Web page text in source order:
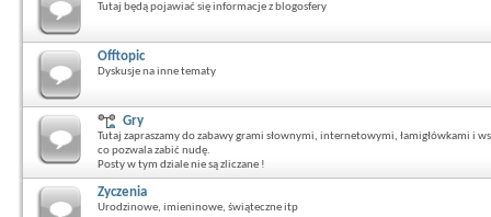
Tutaj będą pojawiać się informacje z blogosfery
Offtopic
Dyskusje na inne tematy
Gry
Tutaj zapraszamy do zabawy grami słownymi, internetowymi, łamigłówkami i
co pozwala zabić nudę.
Posty w tym dziale nie są zliczane !
Zyczenia
Urodzinowe, imieninowe, świąteczne itp